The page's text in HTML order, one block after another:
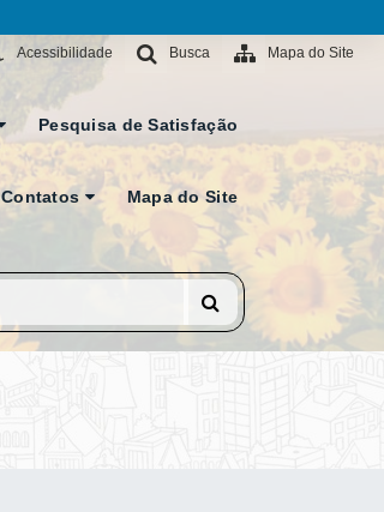
Mapa do Site
Busca
Acessibilidade
Pesquisa de Satisfação
Contatos Mapa do Site